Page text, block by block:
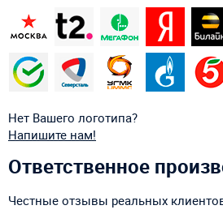
Нет Вашего логотипа?
Напишите нам!
Ответственное
Честные отзывы реальных